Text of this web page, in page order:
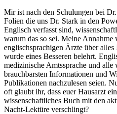
Mir ist nach den Schulungen bei
Folien die uns Dr. Stark in den
Englisch verfasst sind,
warum das so sei. Meine Annahme
englischsprachigen Ärzte über
wurde eines Besseren belehrt.
medizinische Amtssprache und alle
brauchbarsten Informationen und
Publikationen nachzulesen seien.
oft glaubt ihr, dass euer Hausarzt
wissenschaftliches Buch mit den
Nacht-Lektüre verschlingt?